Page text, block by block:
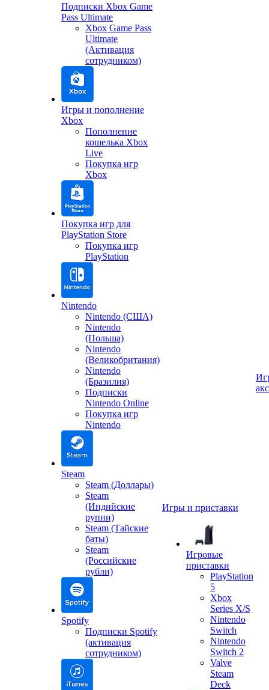
Подписки Xbox Game
Pass Ultimate
Xbox Game Pass
Ultimate
(Активация
сотрудником)
Игры и пополнение
Xbox
Пополнение
кошелька Xbox
Live
Покупка игр
Xbox
Покупка игр для
PlayStation Store
Покупка игр
PlayStation
Nintendo
Nintendo (США)
Nintendo
(Польша)
Nintendo
(Великобритания)
Nintendo
(Бразилия)
Подписки
Nintendo Online
Покупка игр
Nintendo
Steam
Steam (Доллары)
Steam
(Индийские
рупии)
Steam (Тайские
баты)
Steam
(Российские
рубли)
Spotify
Подписки Spotify
(активация
сотрудником)
Игры и приставки
Игровые
приставки
PlayStation
5
Xbox
Series X/S
Nintendo
Switch
Nintendo
Switch 2
Valve
Steam
Deck